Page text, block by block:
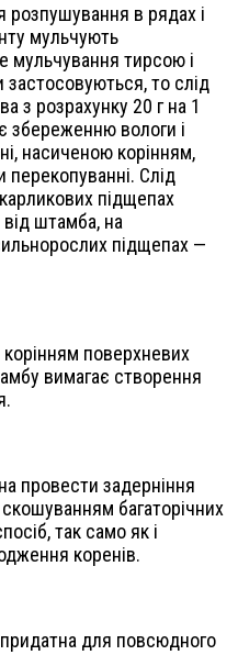
розпушування в рядах і
мульчують
мульчування тирсою і
то слід
з розрахунку 20 г на 1
збереженню вологи і
насиченою корінням,
Слід
підщепах
штамба, на
підщепах —
поверхневих
вимагає створення
провести задерніння
багаторічних
так само як і
коренів.
для повсюдного